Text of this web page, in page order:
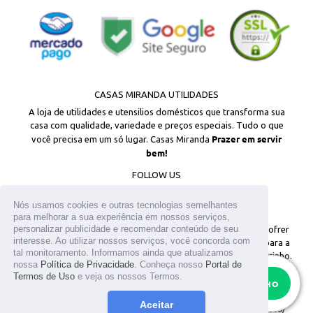
Nós usamos cookies e outras tecnologias semelhantes
para melhorar a sua experiência em nossos serviços,
personalizar publicidade e recomendar conteúdo de seu
interesse. Ao utilizar nossos serviços, você concorda com
tal monitoramento. Informamos ainda que atualizamos
nossa Política de Privacidade . Conheça nosso Portal de
Termos de Uso e veja os nossos Termos.
Aceitar
forma segura.
Em Escritórios e Consultórios: Ofereça café aos
seus clientes com uma apresentação organizada
OPORTUNIDADE DE COMPRA (Gatilho Mental de
Desejo e Organização) Transformar sua rotina
começa pela organização da sua casa. Garanta agora
cozinha!
ESPECIFICAÇÕES TÉCNICAS (Otimização
Mercado Livre)
Produto: Suporte Organizador de Xícaras
Niquelart (Original)
RESTAM APENAS15
ADICIONAR AO CARRINHO
CASAS MIRANDA UTILIDADES
A loja de utilidades e utensilios domésticos que transforma sua
casa com qualidade, variedade e preços especiais. Tudo o que
você precisa em um só lugar. Casas Miranda Prazer em servir
bem!
FOLLOW US
© 2026Todos os direitos reservados. Os estoques podem sofrer
alterações sem aviso prévio. Os preços são válidos apenas para a
loja virtual. Em caso de divergência, o preço válido é o do carrinho.
As fotos aqui veiculadas, logotipo e marca são de propriedade do
site www.casasmiranda.com.br. É vetada a sua reprodução, total ou
parcial, sem a expressa autorização. T.MIKAMI UTENSILIOS LTDA /
CNPJ: 25.317.659/0001-05 / Inscrição Estadual: 141.096.449.110/